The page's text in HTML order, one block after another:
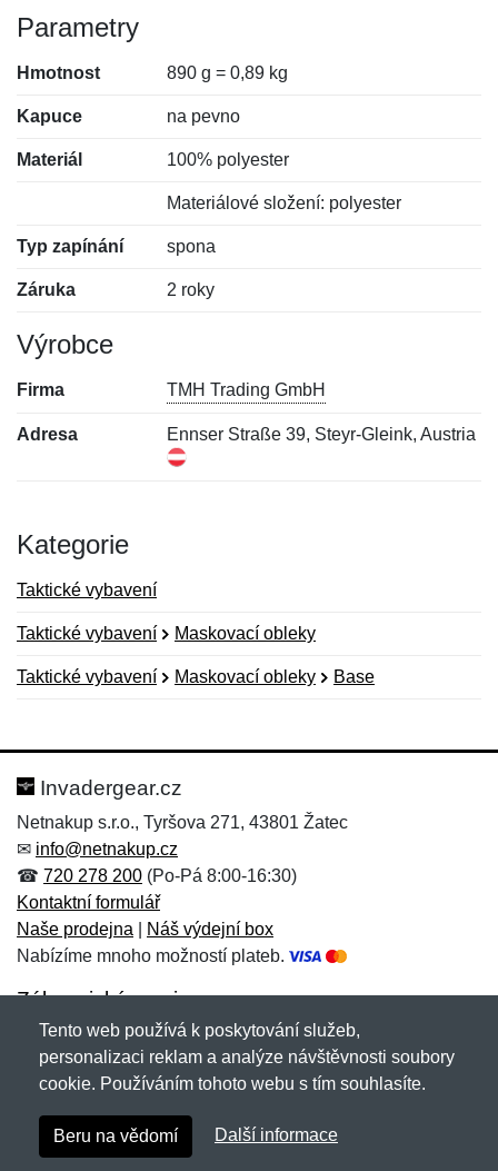
Parametry
Hmotnost 890 g = 0,89 kg
Kapuce na pevno
Materiál 100% polyester
Materiálové složení: polyester
Typ zapínání spona
Záruka 2 roky
Výrobce
Firma TMH Trading GmbH
Adresa Ennser Straße 39, Steyr-Gleink, Austria
Kategorie
Taktické vybavení
Taktické vybavení Maskovací obleky
Taktické vybavení Maskovací obleky Base
Hodnocení:
Jméno: *
Zpráva*
Jméno:
E-mail:*
Invadergear.cz
Netnakup s.r.o., Tyršova 271, 43801 Žatec
✉ info@netnakup.cz
☎ 720 278 200 (Po-Pá 8:00-16:30)
Kontaktní formulář
Naše prodejna
Náš výdejní box
Nabízíme mnoho možností plateb.
Zákaznický servis
Novinky emailem
Copyright © 2007-2026 (19 let s vámi)Netnakup.cz
NetIQ. Všechna práva vyhrazena.
Tento web používá k poskytování služeb,
personalizaci reklam a analýze návštěvnosti soubory
cookie. Používáním tohoto webu s tím souhlasíte.
Beru na vědomí Další informace